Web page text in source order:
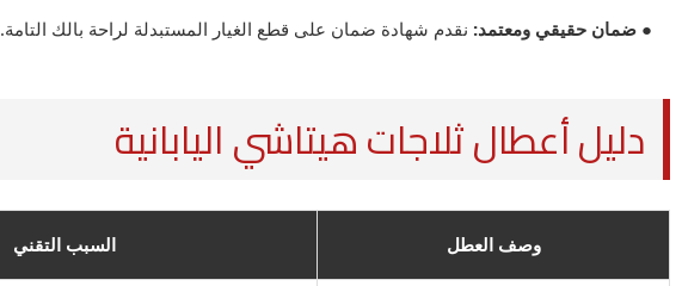
● ضمان حقيقي ومعتمد: نقدم شهادة ضمان على قطع الغيار المستبدلة لراحة بالك التامة.
دليل أعطال ثلاجات هيتاشي اليابانية
وصف العطل السبب التقني